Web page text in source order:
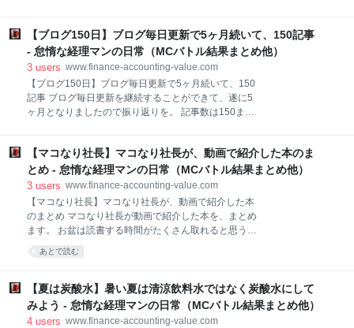
ても嬉しいです。 読者登録の通知を見ると、記事を書
くモチベーションが上がります。 9月は、目に見える
形でアクセス
して歩き出しました。 しんどくなって、辞めた後は、
商社の経理マンになりました。 当然ながら、両者には
違いがあったので、今回はそのことについて書いてみ
ます。 記事の最後に動画もあります。 メーカーの経理
から、商社の経理に転職した経理マンが考える、メー
カーと商社の違いについての話です。 違い①原価計算
利益率・与信管理・外貨取引・社風などに違い 最初に
断わっておくと、メーカー・商社ともに色々な機能を
持っている会社がありますので、一概には言えませ
ん。 違
【ブログ150日】ブログ毎日更新で5ヶ月続いて、150記事
- 怠惰な経理マンの日常（MCバトル結果まとめ他）
3 users www.finance-accounting-value.com
【ブログ150日】ブログ毎日更新で5ヶ月続いて、150
記事 ブログ毎日更新を継続することができて、遂に5
ヶ月となりましたので振り返りを。 記事数は150まで
accounting-value.com 結論：8月はカテゴリーの整理
と、記事の貯金ができた ①アクセス数 少しずつ増加し
ているように見えます。 相変わらず検索からのアクセ
スの中心は、マコなり社長の記事です。 www.finance-
accounting-value.com ということで、マコなり社長関
連を3つ記事を書いています。 www.finance-
value.com www.finance-accounting-value.com
【マコなり社長】マコなり社長が、動画で紹介した本のま
とめ - 怠惰な経理マンの日常（MCバトル結果まとめ他）
3 users www.finance-accounting-value.com
【マコなり社長】マコなり社長が、動画で紹介した本
のまとめ マコなり社長が動画で紹介した本を、まとめ
ます。 お盆は読書する時間がたくさん取れると思うの
で、本の紹介をします。 YouTubeで社会人の役に立つ
情報を発信している、マコなり社長の動画で紹介され
の記事はこちら www.finance-accounting-value.com
www.finance-accounting-value.com マコなり社長が動
画で紹介した本を、まとめます。 本の紹介 ①メモの魔
あとで読む
【夏は炭酸水】暑い夏は清涼飲料水ではなく炭酸水にして
みよう - 怠惰な経理マンの日常（MCバトル結果まとめ他）
4 users www.finance-accounting-value.com